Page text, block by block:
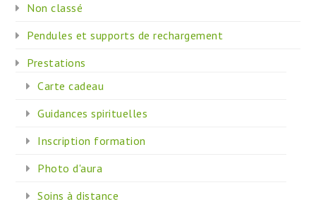
être
Non classé
Pendules et supports de rechargement
Prestations
Carte cadeau
Guidances spirituelles
Inscription formation
Photo d'aura
Soins à distance